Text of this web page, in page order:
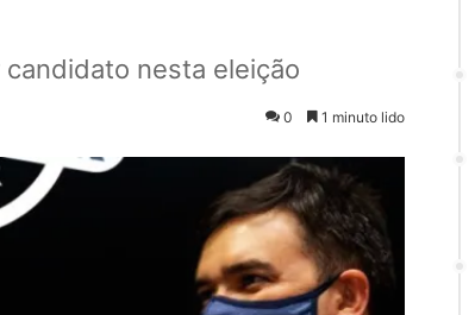
nesta eleição
0 1 minuto lido